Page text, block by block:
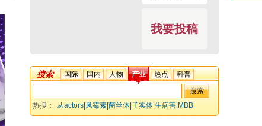
我要投稿
搜索 国际 国内 人物 产业 热点 科普
热搜： 从actors 风霉素 菌丝体 子实体 生病害 MBB